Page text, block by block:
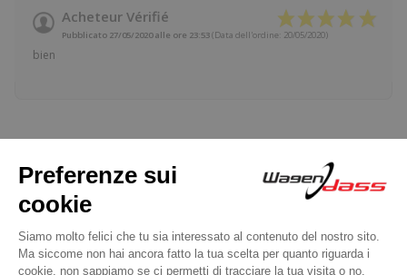
Acheteur Vérifié
Pubblicato 27/05/2020 alle ore 23:53(Data dell'ordine: 20/05/2020)
bien
16 altri prodotti della stessa
categoria: